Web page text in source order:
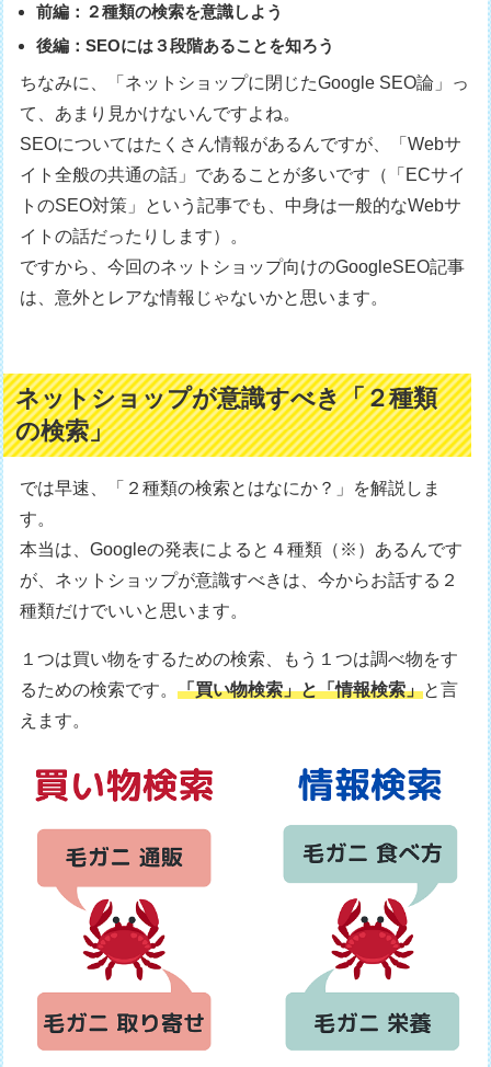
前編：２種類の検索を意識しよう
後編：SEOには３段階あることを知ろう
ちなみに、「ネットショップに閉じたGoogle SEO論」っ
て、あまり見かけないんですよね。
SEOについてはたくさん情報があるんですが、「Webサ
イト全般の共通の話」であることが多いです（「ECサイ
トのSEO対策」という記事でも、中身は一般的なWebサ
イトの話だったりします）。
ですから、今回のネットショップ向けのGoogleSEO記事
は、意外とレアな情報じゃないかと思います。
ネットショップが意識すべき「２種類
の検索」
では早速、「２種類の検索とはなにか？」を解説しま
す。
本当は、Googleの発表によると４種類（※）あるんです
が、ネットショップが意識すべきは、今からお話する２
種類だけでいいと思います。
１つは買い物をするための検索、もう１つは調べ物をす
るための検索です。「買い物検索」と「情報検索」と言
えます。